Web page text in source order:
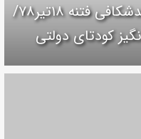
فتنه خوانی=>مهم: مستند کالبدشکافی فتنه ۱۸تير۷۸/
کودتای دولتی